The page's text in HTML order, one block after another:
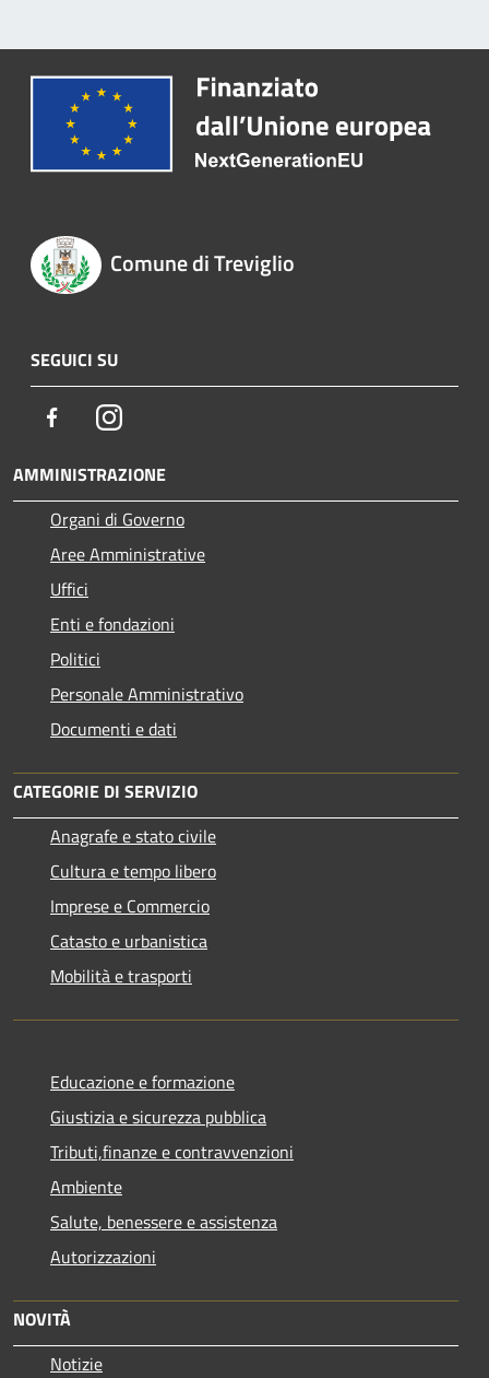
Comune di Treviglio
SEGUICI SU
FacebookInstagram
AMMINISTRAZIONE
Organi di Governo
Aree Amministrative
Uffici
Enti e fondazioni
Politici
Personale Amministrativo
Documenti e dati
CATEGORIE DI SERVIZIO
Anagrafe e stato civile
Cultura e tempo libero
Imprese e Commercio
Catasto e urbanistica
Mobilità e trasporti
Educazione e formazione
Giustizia e sicurezza pubblica
Tributi,finanze e contravvenzioni
Ambiente
Salute, benessere e assistenza
Autorizzazioni
NOVITÀ
Notizie